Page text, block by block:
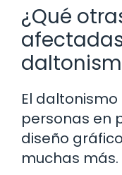
¿Qué
El
personas en
diseño
muchas más.